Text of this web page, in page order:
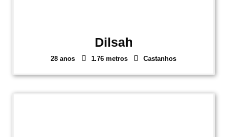
Dilsah
28 anos 1.76 metros Castanhos